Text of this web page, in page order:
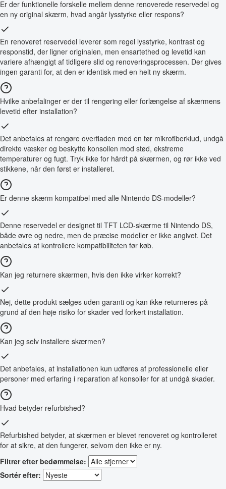
Er der funktionelle forskelle mellem denne renoverede reservedel og
en ny original skærm, hvad angår lysstyrke eller respons?
En renoveret reservedel leverer som regel lysstyrke, kontrast og
responstid, der ligner originalen, men ensartethed og levetid kan
variere afhængigt af tidligere slid og renoveringsprocessen. Der gives
ingen garanti for, at den er identisk med en helt ny skærm.
Hvilke anbefalinger er der til rengøring eller forlængelse af skærmens
levetid efter installation?
Det anbefales at rengøre overfladen med en tør mikrofiberklud, undgå
direkte væsker og beskytte konsollen mod stød, ekstreme
temperaturer og fugt. Tryk ikke for hårdt på skærmen, og rør ikke ved
stikkene, når den først er installeret.
Er denne skærm kompatibel med alle Nintendo DS-modeller?
Denne reservedel er designet til TFT LCD-skærme til Nintendo DS,
både øvre og nedre, men de præcise modeller er ikke angivet. Det
anbefales at kontrollere kompatibiliteten før køb.
Kan jeg returnere skærmen, hvis den ikke virker korrekt?
Nej, dette produkt sælges uden garanti og kan ikke returneres på
grund af den høje risiko for skader ved forkert installation.
Kan jeg selv installere skærmen?
Det anbefales, at installationen kun udføres af professionelle eller
personer med erfaring i reparation af konsoller for at undgå skader.
Hvad betyder refurbished?
Refurbished betyder, at skærmen er blevet renoveret og kontrolleret
for at sikre, at den fungerer, selvom den ikke er ny.
Filtrer efter bedømmelse:
Sortér efter: